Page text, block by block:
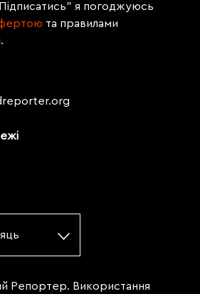
я погоджуюсь
та правилами
Репортер. Використання